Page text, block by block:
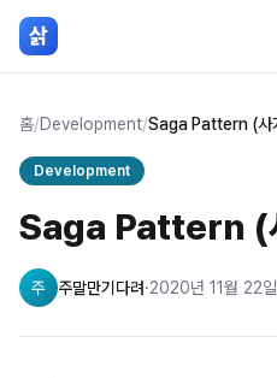
본문 바로가기
삵
홈/Development/Saga Pattern (사
Development
Saga Pattern (
주 주말만기다려·2020년 11월 22일